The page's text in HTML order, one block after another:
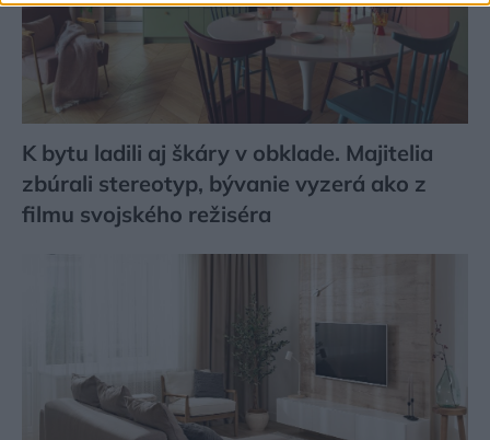
K bytu ladili aj škáry v obklade. Majitelia
zbúrali stereotyp, bývanie vyzerá ako z
filmu svojského režiséra